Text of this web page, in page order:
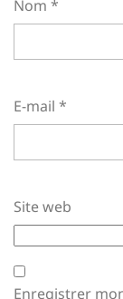
Nom *
E-mail *
Site web
Enregistrer